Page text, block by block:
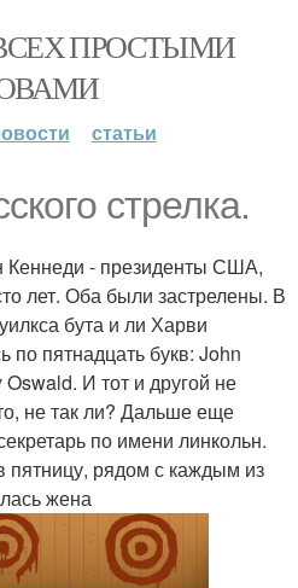
ПРОСТЫМИ
статьи
стрелка.
- президенты США,
лет. Оба были застрелены. В
бута и ли Харви
по пятнадцать букв: John
И тот и другой не
не так ли? Дальше еще
по имени линкольн.
пятницу, рядом с каждым из
жена